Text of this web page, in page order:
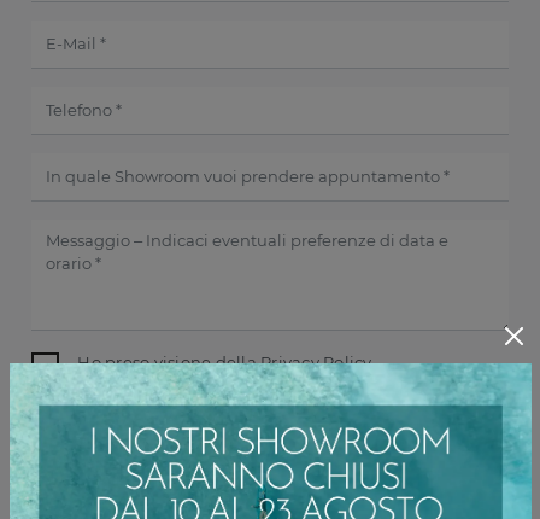
Ho preso visione dellaPrivacy Policy
INVIA